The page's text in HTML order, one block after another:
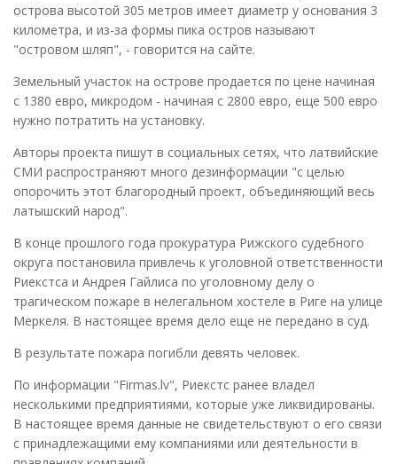
острова высотой 305 метров имеет диаметр у основания 3
километра, и из-за формы пика остров называют
"островом шляп", - говорится на сайте.
Земельный участок на острове продается по цене начиная
с 1380 евро, микродом - начиная с 2800 евро, еще 500 евро
нужно потратить на установку.
Авторы проекта пишут в социальных сетях, что латвийские
СМИ распространяют много дезинформации "с целью
опорочить этот благородный проект, объединяющий весь
латышский народ".
В конце прошлого года прокуратура Рижского судебного
округа постановила привлечь к уголовной ответственности
Риекстса и Андрея Гайлиса по уголовному делу о
трагическом пожаре в нелегальном хостеле в Риге на улице
Меркеля. В настоящее время дело еще не передано в суд.
В результате пожара погибли девять человек.
По информации "Firmas.lv", Риекстс ранее владел
несколькими предприятиями, которые уже ликвидированы.
В настоящее время данные не свидетельствуют о его связи
с принадлежащими ему компаниями или деятельности в